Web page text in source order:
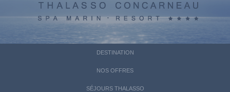
DESTINATION
NOS OFFRES
SÉJOURS THALASSO